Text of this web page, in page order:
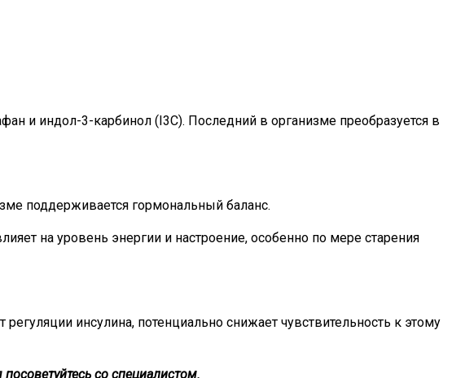
и индол-3-карбинол (I3C). Последний в организме преобразуется в
поддерживается гормональный баланс.
на уровень энергии и настроение, особенно по мере старения
инсулина, потенциально снижает чувствительность к этому
со специалистом.